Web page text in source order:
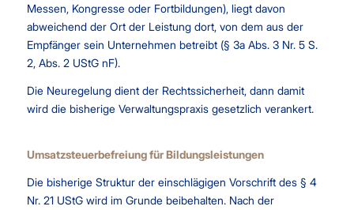
Messen, Kongresse oder Fortbildungen), liegt davon
abweichend der Ort der Leistung dort, von dem aus der
Empfänger sein Unternehmen betreibt (§ 3a Abs. 3 Nr. 5 S.
2, Abs. 2 UStG nF).
Die Neuregelung dient der Rechtssicherheit, dann damit
wird die bisherige Verwaltungspraxis gesetzlich verankert.
Umsatzsteuerbefreiung für Bildungsleistungen
Die bisherige Struktur der einschlägigen Vorschrift des § 4
Nr. 21 UStG wird im Grunde beibehalten. Nach der